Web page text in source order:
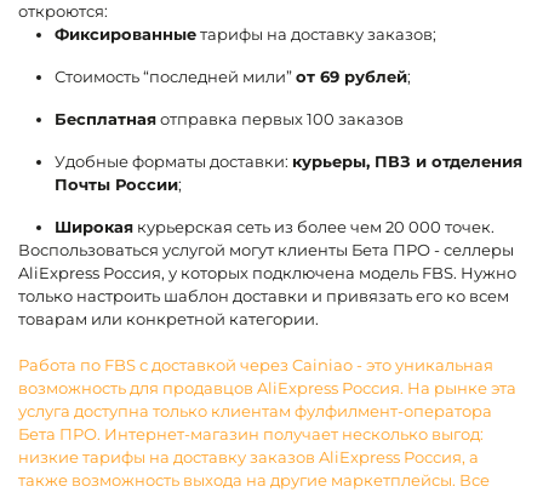
откроются:
Фиксированныетарифы на доставку заказов;
Стоимость “последней мили”от 69 рублей;
Бесплатнаяотправка первых 100 заказов
Удобные форматы доставки: курьеры, ПВЗ и отделения
Почты России;
Широкая курьерская сеть из более чем 20 000 точек.
Воспользоваться услугой могут клиенты Бета ПРО - селлеры
AliExpress Россия, у которых подключена модель FBS. Нужно
только настроить шаблон доставки и привязать его ко всем
товарам или конкретной категории.
Работа по FBS с доставкой через Cainiao - это уникальная
возможность для продавцов AliExpress Россия. На рынке эта
услуга доступна только клиентам фулфилмент-оператора
Бета ПРО. Интернет-магазин получает несколько выгод:
низкие тарифы на доставку заказов AliExpress Россия, а
также возможность выхода на другие маркетплейсы. Все